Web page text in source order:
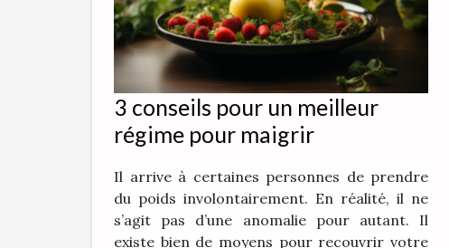
3 conseils pour un meilleur
régime pour maigrir
Il arrive à certaines personnes de prendre
du poids involontairement. En réalité, il ne
s’agit pas d’une anomalie pour autant. Il
existe bien de moyens pour recouvrir votre